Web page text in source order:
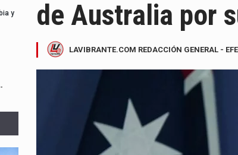
de Australia por
LAVIBRANTE.COM REDACCIÓN GENERAL - EFE
y